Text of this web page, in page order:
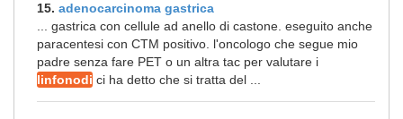
15. adenocarcinoma gastrica
... gastrica con cellule ad anello di castone. eseguito anche
paracentesi con CTM positivo. l'oncologo che segue mio
padre senza fare PET o un altra tac per valutare i
linfonodi ci ha detto che si tratta del ...